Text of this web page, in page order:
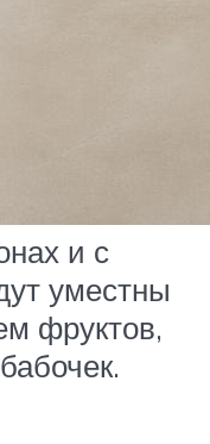
и с
уместны
фруктов,